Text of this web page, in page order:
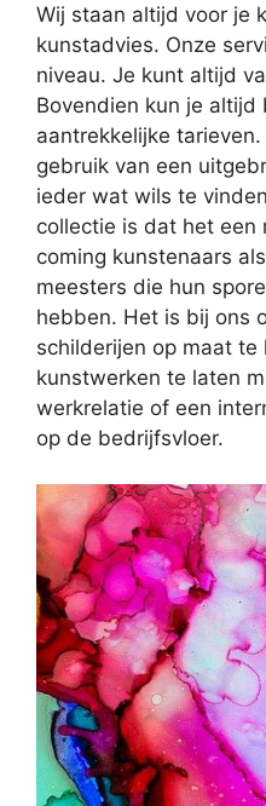
Wij staan altijd voor je
kunstadvies. Onze
niveau. Je kunt altijd
Bovendien kun je
aantrekkelijke
gebruik van een
ieder wat wils te
collectie is dat het een
coming kunstenaars
meesters die hun
hebben. Het is bij ons
schilderijen op maat te
kunstwerken te laten
werkrelatie of een
op de bedrijfsvloer.